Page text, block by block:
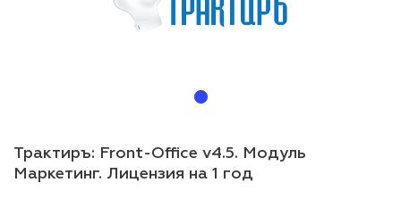
Трактиръ: Front-Office v4.5. Модуль
Маркетинг. Лицензия на 1 год